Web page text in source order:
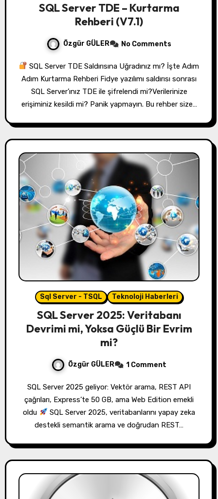
SQL Server TDE – Kurtarma
Rehberi (V7.1)
Özgür GÜLER No Comments
SQL Server TDE Saldırısına Uğradınız mı? İşte Adım
Adım Kurtarma Rehberi Fidye yazılımı saldırısı sonrası
SQL Server’ınız TDE ile şifrelendi mi?Verilerinize
erişiminiz kesildi mi? Panik yapmayın. Bu rehber size…
Sql Server - TSQL Teknoloji Haberleri
SQL Server 2025: Veritabanı
Devrimi mi, Yoksa Güçlü Bir Evrim
mi?
Özgür GÜLER 1 Comment
SQL Server 2025 geliyor: Vektör arama, REST API
çağrıları, Express’te 50 GB, ama Web Edition emekli
oldu
SQL Server 2025, veritabanlarını yapay zeka
destekli semantik arama ve doğrudan REST…